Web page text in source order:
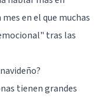
en el que muchas
tras las
tienen grandes